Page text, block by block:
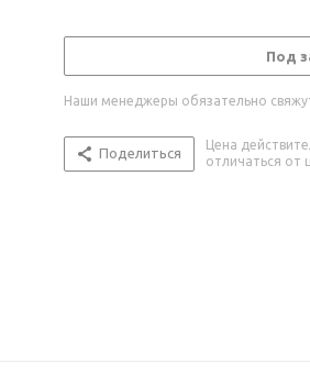
Под
Наши менеджеры обязательно
Поделиться
Цена
отличаться от